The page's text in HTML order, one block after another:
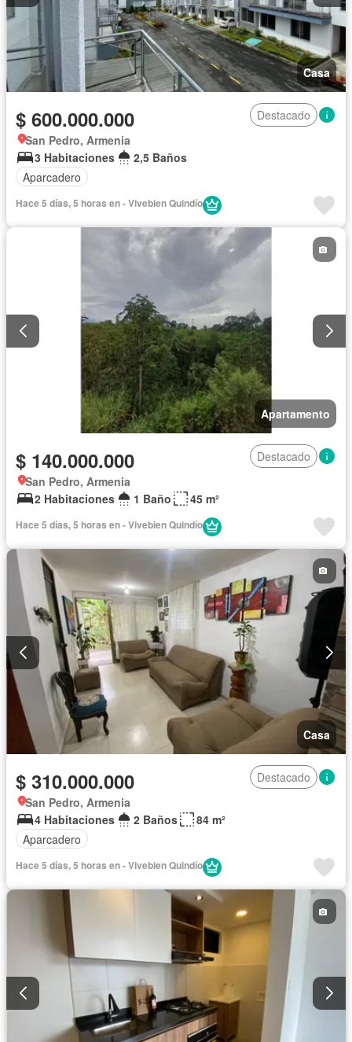
Casa
$ 600.000.000
Destacado
San Pedro, Armenia
3 Habitaciones
2,5 Baños
Aparcadero
Hace 5 días, 5 horas en - Vivebien Quindío
Apartamento
$ 140.000.000
Destacado
San Pedro, Armenia
2 Habitaciones
1 Baño 45 m²
Hace 5 días, 5 horas en - Vivebien Quindío
Casa
$ 310.000.000
Destacado
San Pedro, Armenia
4 Habitaciones
2 Baños
84 m²
Aparcadero
Hace 5 días, 5 horas en - Vivebien Quindío